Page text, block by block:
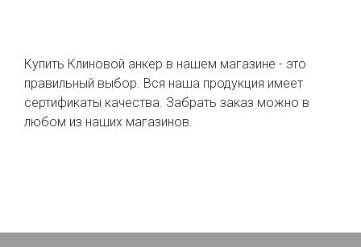
Купить Клиновой анкер в нашем магазине - это
правильный выбор. Вся наша продукция имеет
сертификаты качества. Забрать заказ можно в
любом из наших магазинов.